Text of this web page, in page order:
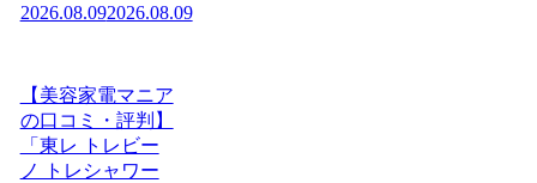
2026.08.092026.08.09
【美容家電マニア
の口コミ・評判】
「東レ トレビー
ノ トレシャワー